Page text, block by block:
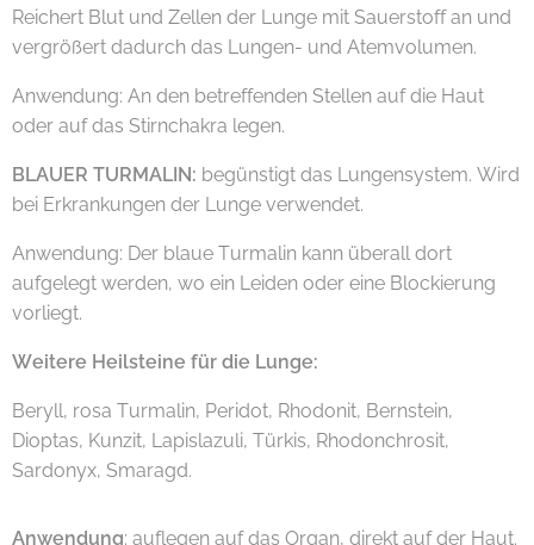
Reichert Blut und Zellen der Lunge mit Sauerstoff an und
vergrößert dadurch das Lungen- und Atemvolumen.
Anwendung: An den betreffenden Stellen auf die Haut
oder auf das Stirnchakra legen.
BLAUER TURMALIN: begünstigt das Lungensystem. Wird
bei Erkrankungen der Lunge verwendet.
Anwendung: Der blaue Turmalin kann überall dort
aufgelegt werden, wo ein Leiden oder eine Blockierung
vorliegt.
Weitere Heilsteine für die Lunge:
Beryll, rosa Turmalin, Peridot, Rhodonit, Bernstein,
Dioptas, Kunzit, Lapislazuli, Türkis, Rhodonchrosit,
Sardonyx, Smaragd.
Anwendung: auflegen auf das Organ, direkt auf der Haut.